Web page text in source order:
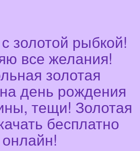
золотой рыбкой!
все желания!
золотая
день рождения
тещи! Золотая
бесплатно
онлайн!